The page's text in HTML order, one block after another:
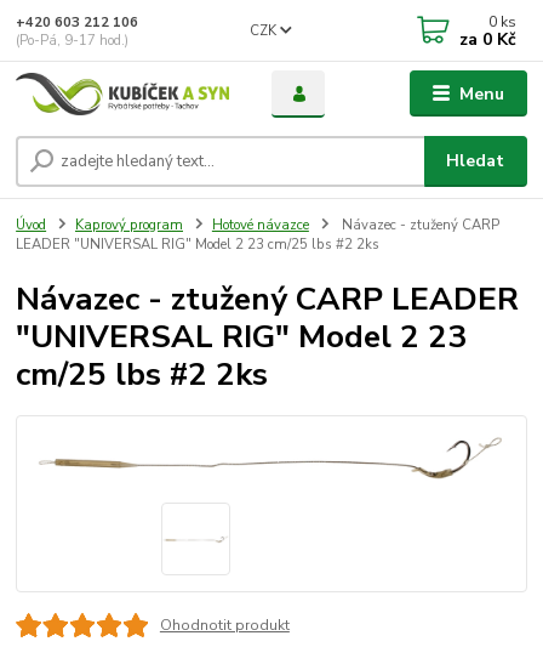
Menu
CZK
Hledat
+420 603 212 106
(Po-Pá, 9-17 hod.)
0 ks
za 0 Kč
Úvod Kaprový program Hotové návazce
Návazec - ztužený CARP
LEADER "UNIVERSAL RIG" Model 2 23 cm/25 lbs #2 2ks
Návazec - ztužený CARP LEADER
"UNIVERSAL RIG" Model 2 23
cm/25 lbs #2 2ks
Ohodnotit produkt